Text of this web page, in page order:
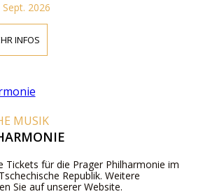
Sept. 2026
INFOS
MUSIK
Tickets für die Prager Philharmonie im
Republik. Weitere
Sie auf unserer Website.